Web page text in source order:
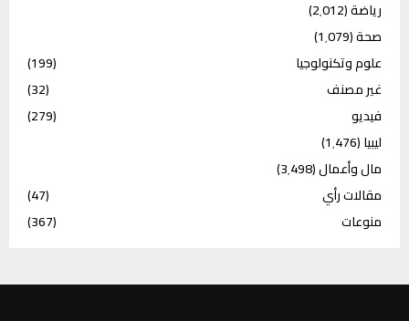
رياضة(2٬012)
صحة(1٬079)
علوم وتكنولوجيا
(199)
غير مصنف
(32)
فيديو
(279)
ليبيا(1٬476)
مال وأعمال(3٬498)
مقالات رأي
(47)
منوعات
(367)